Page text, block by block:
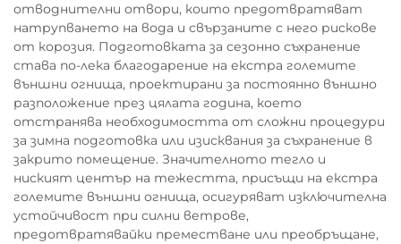
отводнителни отвори, които предотвратяват
натрупването на вода и свързаните с него рискове
от корозия. Подготовката за сезонно съхранение
става по-лека благодарение на екстра големите
външни огнища, проектирани за постоянно външно
разположение през цялата година, което
отстранява необходимостта от сложни процедури
за зимна подготовка или изисквания за съхранение в
закрито помещение. Значителното тегло и
ниският център на тежестта, присъщи на екстра
големите външни огнища, осигуряват изключителна
устойчивост при силни ветрове,
предотвратявайки преместване или преобръщане,